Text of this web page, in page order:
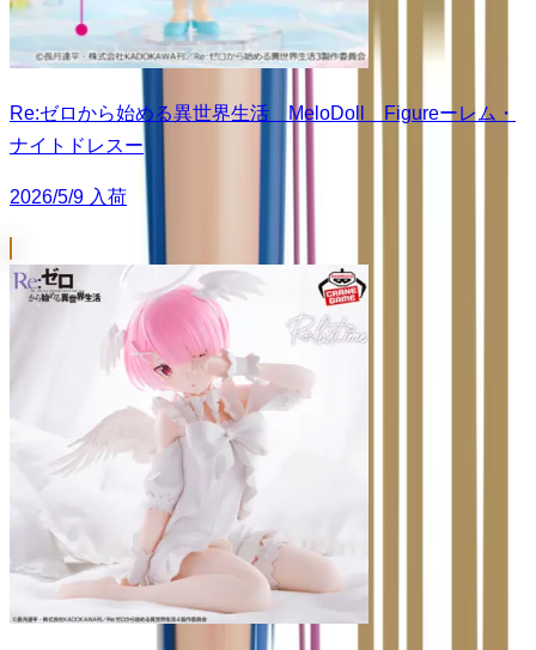
Re:ゼロから始める異世界生活 MeloDoll Figureーレム・
ナイトドレスー
2026/5/9 入荷